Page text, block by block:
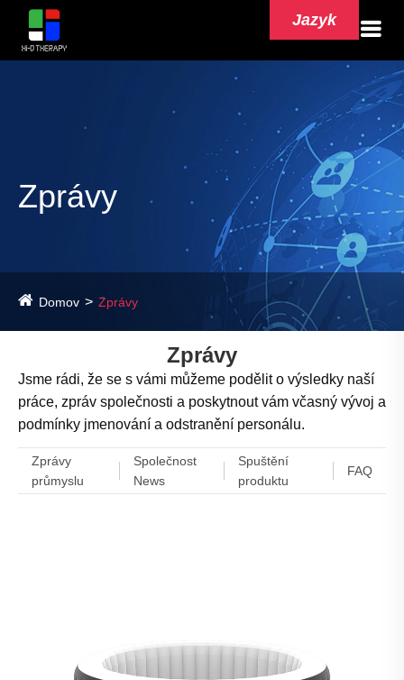
Jazyk
Zprávy
Domov Zprávy
Zprávy
Jsme rádi, že se s vámi můžeme podělit o výsledky naší
práce, zpráv společnosti a poskytnout vám včasný vývoj a
podmínky jmenování a odstranění personálu.
Zprávy
průmyslu
Společnost
News
Spuštění
produktu
FAQ